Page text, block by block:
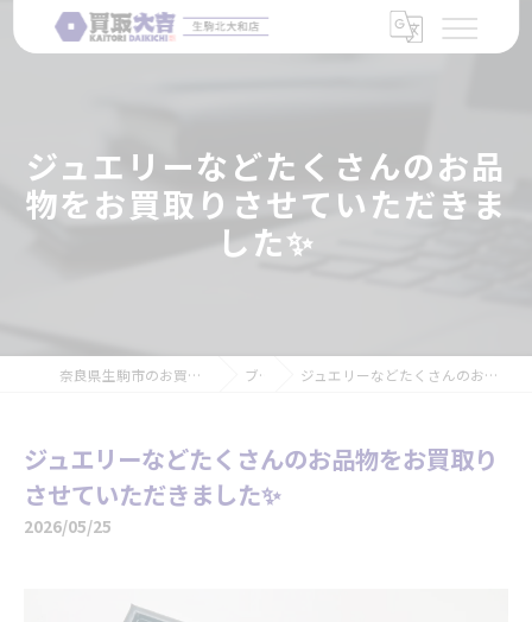
ジュエリーなどたくさんのお品
物をお買取りさせていただきま
した✨
奈良県生駒市のお買取なら買取大吉 生駒北大和店 ブログ ジュエリーなどたくさんのお品物をお買取りさせていただきました✨
ジュエリーなどたくさんのお品物をお買取り
させていただきました✨
2026/05/25